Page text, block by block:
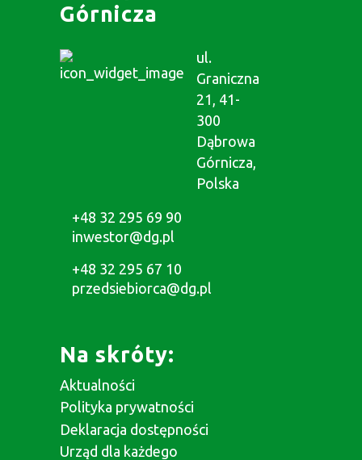
Górnicza
ul.
Graniczna
21, 41-
300
Dąbrowa
Górnicza,
Polska
+48 32 295 69 90
inwestor@dg.pl
+48 32 295 67 10
przedsiebiorca@dg.pl
Na skróty:
Aktualności
Polityka prywatności
Deklaracja dostępności
Urząd dla każdego